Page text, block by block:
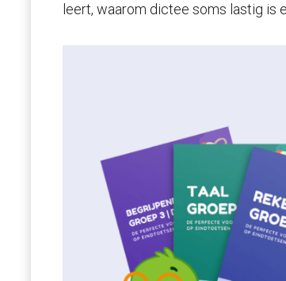
leert, waarom dictee soms lastig is